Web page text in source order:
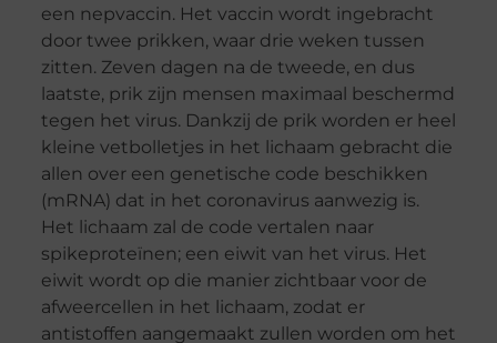
een nepvaccin. Het vaccin wordt ingebracht
door twee prikken, waar drie weken tussen
zitten. Zeven dagen na de tweede, en dus
laatste, prik zijn mensen maximaal beschermd
tegen het virus. Dankzij de prik worden er heel
kleine vetbolletjes in het lichaam gebracht die
allen over een genetische code beschikken
(mRNA) dat in het coronavirus aanwezig is.
Het lichaam zal de code vertalen naar
spikeproteïnen; een eiwit van het virus. Het
eiwit wordt op die manier zichtbaar voor de
afweercellen in het lichaam, zodat er
antistoffen aangemaakt zullen worden om het